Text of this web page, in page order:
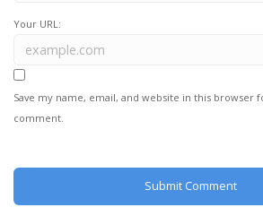
Your URL:
Save my name, email, and website in this browser
comment.